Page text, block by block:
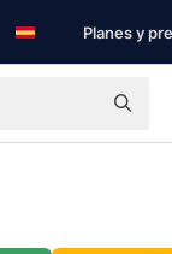
Planes y